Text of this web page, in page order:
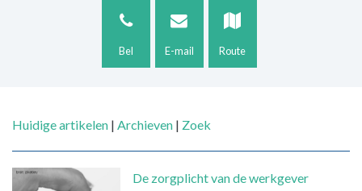
Bel E-mail Route
Huidige artikelen | Archieven | Zoek
De zorgplicht van de werkgever